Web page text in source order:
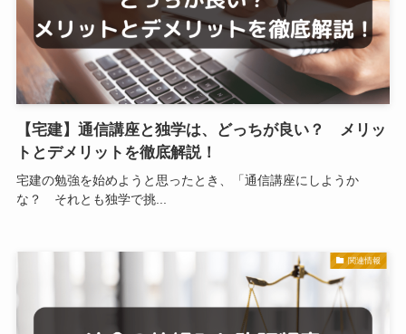
【宅建】通信講座と独学は、どっちが良い？ メリッ
トとデメリットを徹底解説！
宅建の勉強を始めようと思ったとき、「通信講座にしようか
な？ それとも独学で挑...
関連情報